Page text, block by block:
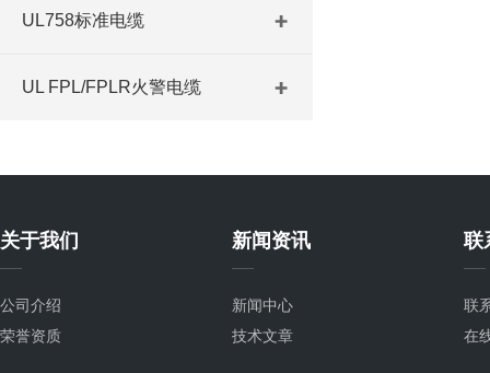
UL758标准电缆
UL FPL/FPLR火警电缆
关于我们
公司介绍
荣誉资质
新闻资讯
新闻中心
技术文章
联
联
在